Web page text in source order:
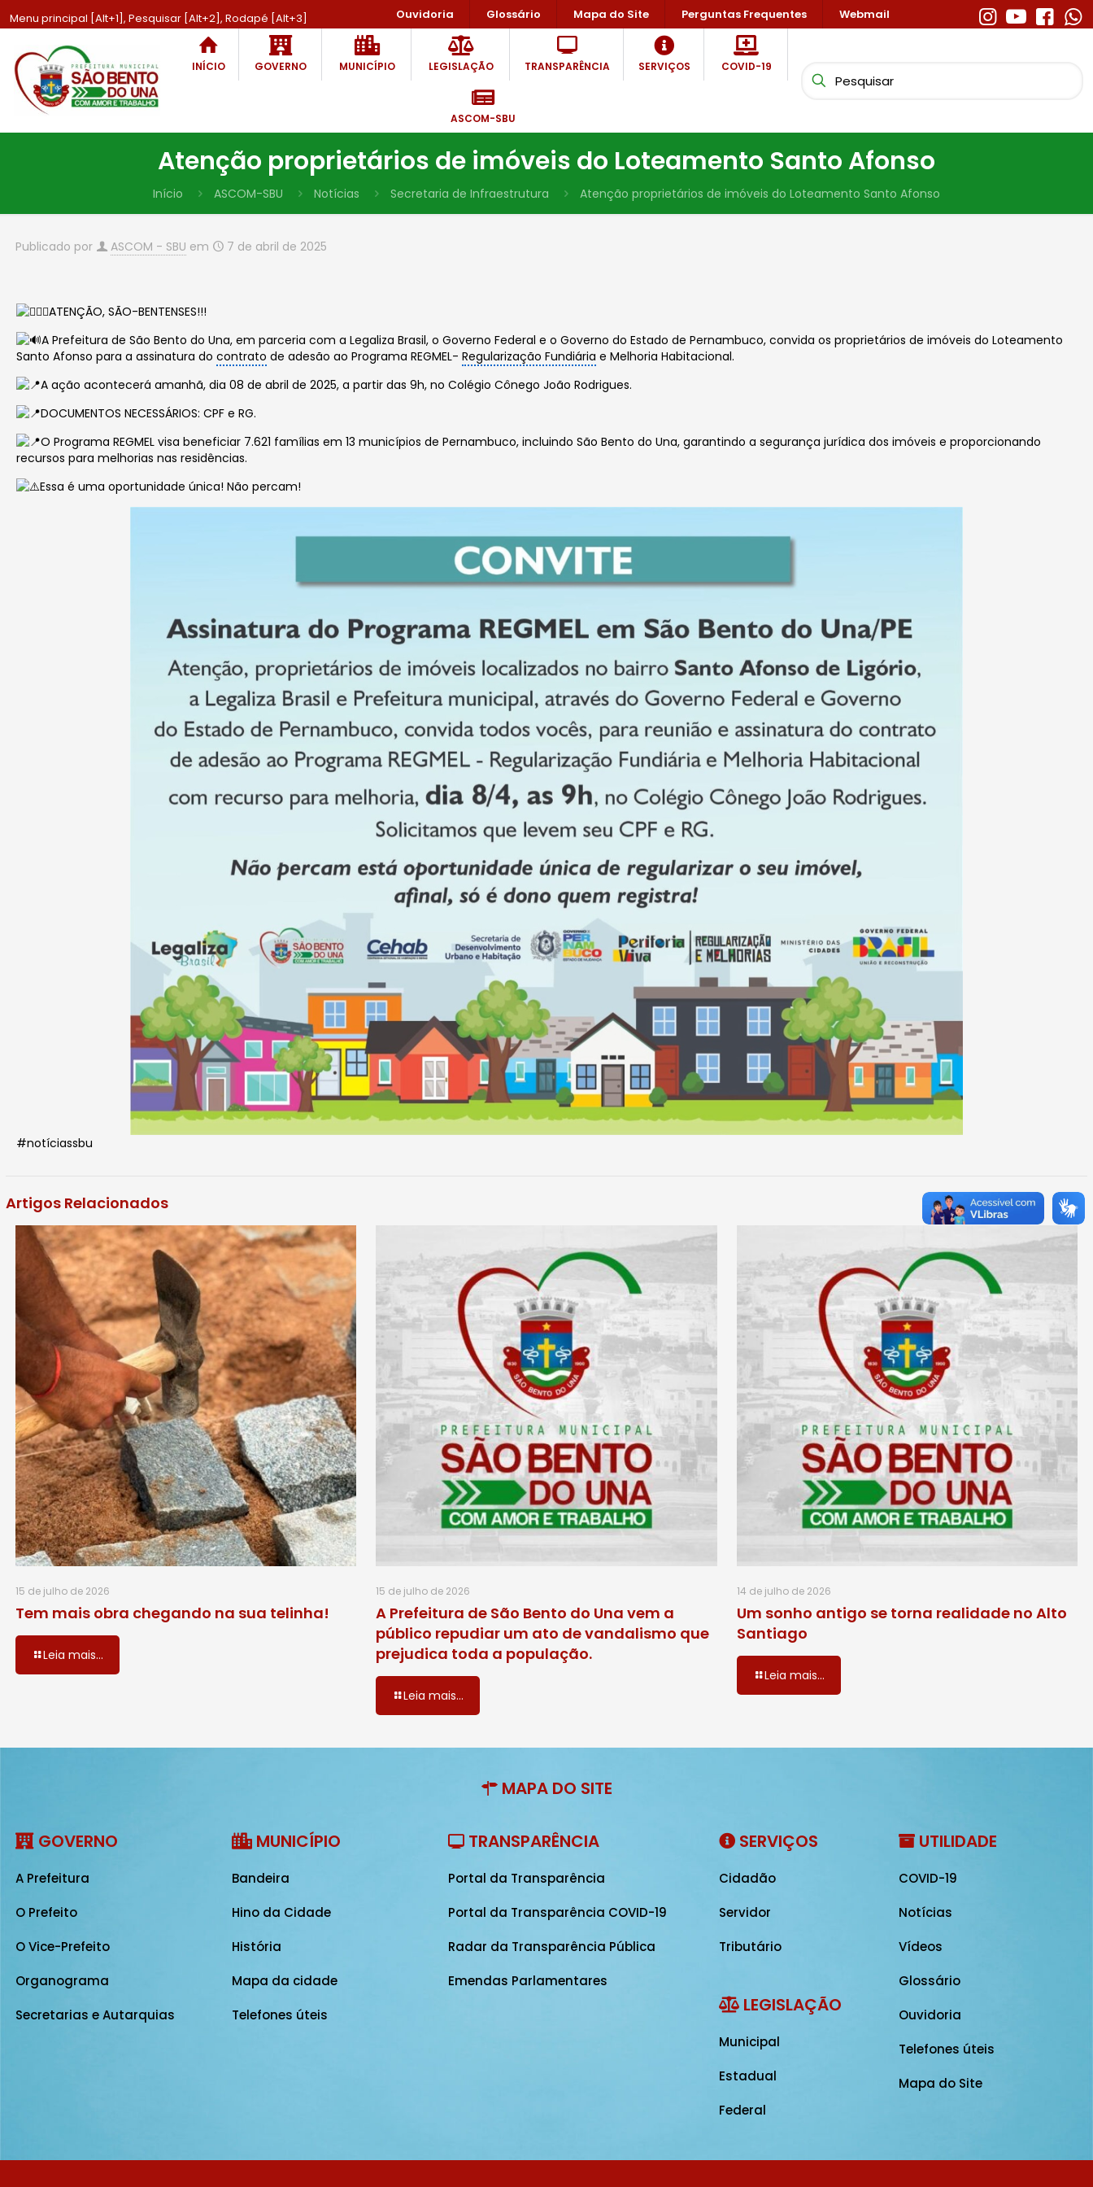
Menu principal [Alt+1], Pesquisar [Alt+2], Rodapé [Alt+3] Ouvidoria Glossário Mapa do Site Perguntas Frequentes Webmail
INÍCIO GOVERNO MUNICÍPIO LEGISLAÇÃO TRANSPARÊNCIA SERVIÇOS COVID-19
ASCOM-SBU
Atenção proprietários de imóveis do Loteamento Santo Afonso
Início ASCOM-SBU Notícias Secretaria de Infraestrutura Atenção proprietários de imóveis do Loteamento Santo Afonso
Publicado por ASCOM - SBU em 7 de abril de 2025
ATENÇÃO, SÃO-BENTENSES!!!
A Prefeitura de São Bento do Una, em parceria com a Legaliza Brasil, o Governo Federal e o Governo do Estado de Pernambuco, convida os proprietários de imóveis do Loteamento
Santo Afonso para a assinatura docontrato de adesão ao Programa REGMEL-Regularização Fundiária e Melhoria Habitacional.
A ação acontecerá amanhã, dia 08 de abril de 2025, a partir das 9h, no Colégio Cônego João Rodrigues.
DOCUMENTOS NECESSÁRIOS: CPF e RG.
O Programa REGMEL visa beneficiar 7.621 famílias em 13 municípios de Pernambuco, incluindo São Bento do Una, garantindo a segurança jurídica dos imóveis e proporcionando
recursos para melhorias nas residências.
Essa é uma oportunidade única! Não percam!
#notíciassbu
Artigos Relacionados
15 de julho de 2026
Tem mais obra chegando na sua telinha!
Leia mais...
15 de julho de 2026
A Prefeitura de São Bento do Una vem a
público repudiar um ato de vandalismo que
prejudica toda a população.
Leia mais...
14 de julho de 2026
Um sonho antigo se torna realidade no Alto
Santiago
Leia mais...
MAPA DO SITE
GOVERNO
A Prefeitura
O Prefeito
O Vice-Prefeito
Organograma
Secretarias e Autarquias
MUNICÍPIO
Bandeira
Hino da Cidade
História
Mapa da cidade
Telefones úteis
TRANSPARÊNCIA
Portal da Transparência
Portal da Transparência COVID-19
Radar da Transparência Pública
Emendas Parlamentares
SERVIÇOS
Cidadão
Servidor
Tributário
LEGISLAÇÃO
Municipal
Estadual
Federal
UTILIDADE
COVID-19
Notícias
Vídeos
Glossário
Ouvidoria
Telefones úteis
Mapa do Site